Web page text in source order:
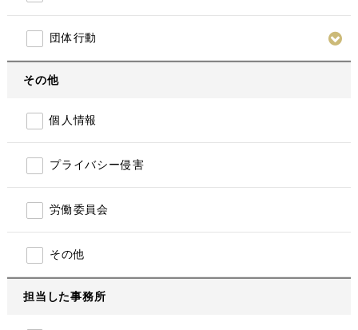
団体行動
その他
個人情報
プライバシー侵害
労働委員会
その他
担当した事務所